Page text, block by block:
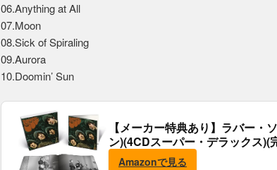
06.Anything at All
07.Moon
08.Sick of Spiraling
09.Aurora
10.Doomin’ Sun
【メーカー特典あり】ラバー・
ン)(4CDスーパー・デラックス)(
典:B2ポスター付)
Amazonで見る